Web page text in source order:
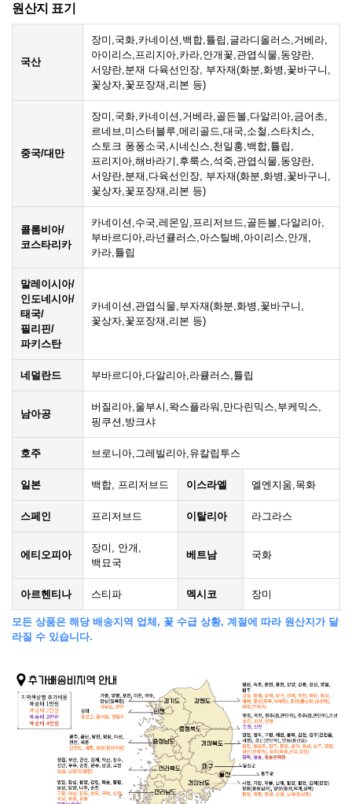
원산지 표기
국산
장미,국화,카네이션,백합,튤립,글라디올러스,거베라,
아이리스,프리지아,카라,안개꽃,관엽식물,동양란,
서양란,분재 다육선인장, 부자재(화분,화병,꽃바구니,
꽃상자,꽃포장재,리본 등)
중국/대만
장미,국화,카네이션,거베라,골든볼,다알리아,금어초,
르네브,미스터블루,메리골드,대국,소철,스타치스,
스토크 퐁퐁소국,시네신스,천일홍,백합,튤립,
프리지아,해바라기,후룩스,석죽,관엽식물,동양란,
서양란,분재,다육선인장, 부자재(화분,화병,꽃바구니,
꽃상자,꽃포장재,리본 등)
콜롬비아/
코스타리카
카네이션,수국,레몬잎,프리저브드,골든볼,다알리아,
부바르디아,라넌큘러스,아스틸베,아이리스,안개,
카라,튤립
말레이시아/
인도네시아/
태국/
필리핀/
파키스탄
카네이션,관엽식물,부자재(화분,화병,꽃바구니,
꽃상자,꽃포장재,리본 등)
네덜란드 부바르디아,다알리아,라큘러스,튤립
남아공
버질리아,울부시,왁스플라워,만다린믹스,부케믹스,
핑쿠션,방크샤
호주 브로니아,그레빌리아,유칼립투스
일본 백합, 프리저브드 이스라엘 엘엔지움,목화
스페인 프리저브드 이탈리아 라그라스
에티오피아
장미, 안개,
백묘국
베트남 국화
아르헨티나 스티파 멕시코 장미
모든 상품은 해당 배송지역 업체, 꽃 수급 상황, 계절에 따라 원산지가 달
라질 수 있습니다.